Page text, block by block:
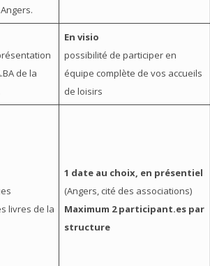
de la
En visio
possibilité de participer en
équipe complète de vos accueils
de loisirs
livres de la
1 date au choix, en présentiel
(Angers, cité des associations)
Maximum 2 participant.es par
structure